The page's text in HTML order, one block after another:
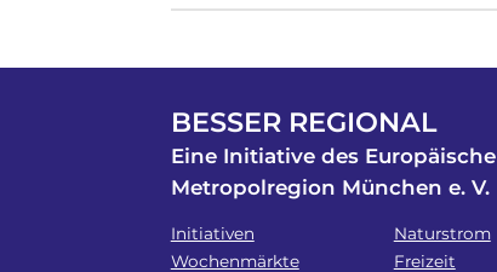
BESSER REGIONAL
Eine Initiative des Europäische
Metropolregion München e. V.
Initiativen
Wochenmärkte
Naturstrom
Freizeit